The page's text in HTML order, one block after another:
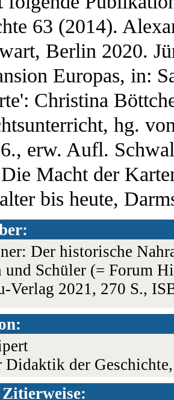
63 (2014).
Berlin 2020.
Europas, in:
Christina
hg.
erw. Aufl.
Macht der
bis heute,
Der historische
und Schüler (= Forum
Verlag 2021, 270 S.,
der